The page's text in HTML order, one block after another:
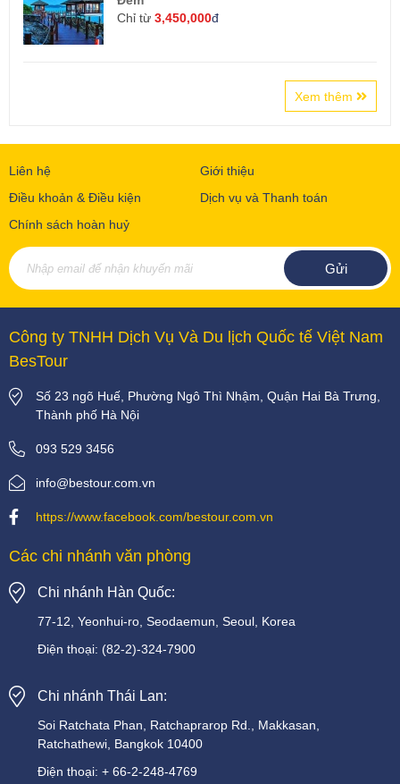
Chỉ từ 3,450,000đ
Xem thêm
Liên hệ
Giới thiệu
Điều khoản & Điều kiện
Dịch vụ và Thanh toán
Chính sách hoàn huỷ
Công ty TNHH Dịch Vụ Và Du lịch Quốc tế Việt Nam
BesTour
Số 23 ngõ Huế, Phường Ngô Thì Nhậm, Quận Hai Bà Trưng,
Thành phố Hà Nội
093 529 3456
info@bestour.com.vn
https://www.facebook.com/bestour.com.vn
Các chi nhánh văn phòng
Chi nhánh Hàn Quốc:
77-12, Yeonhui-ro, Seodaemun, Seoul, Korea
Điện thoại: (82-2)-324-7900
Chi nhánh Thái Lan:
Soi Ratchata Phan, Ratchaprarop Rd.,
Makkasan,
Ratchathewi, Bangkok 10400
Điện thoại: + 66-2-248-4769